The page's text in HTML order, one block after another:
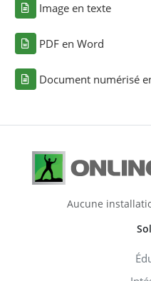
Image en texte
PDF en Word
Document numérisé
Aucune